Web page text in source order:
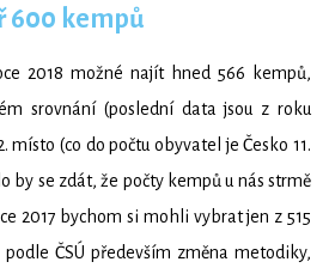
600 kempů
2018 možné najít hned 566 kempů,
srovnání (poslední data jsou z roku
místo (co do počtu obyvatel je Česko 11.
by se zdát, že počty kempů u nás strmě
2017 bychom si mohli vybrat jen z 515
ČSÚ především změna metodiky,